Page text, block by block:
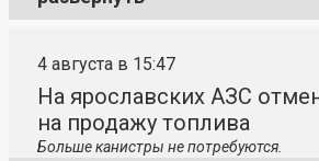
4 августа в 15:47
На ярославских АЗС
на продажу топлива
Больше канистры не потребуются.